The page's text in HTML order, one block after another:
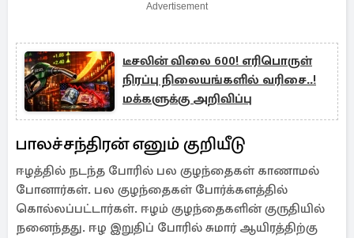
Advertisement
டீசலின் விலை 600! எரிபொருள்
நிரப்பு நிலையங்களில் வரிசை..!
மக்களுக்கு அறிவிப்பு
பாலச்சந்திரன் எனும் குறியீடு
ஈழத்தில் நடந்த போரில் பல குழந்தைகள் காணாமல்
போனார்கள். பல குழந்தைகள் போர்க்களத்தில்
கொல்லப்பட்டார்கள். ஈழம் குழந்தைகளின் குருதியில்
நனைந்தது. ஈழ இறுதிப் போரில் சுமார் ஆயிரத்திற்கு